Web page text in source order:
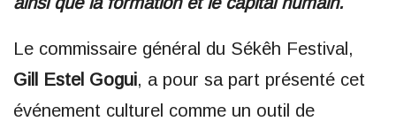
Le commissaire général du Sékêh Festival,
Gill Estel Gogui, a pour sa part présenté cet
événement culturel comme un outil de